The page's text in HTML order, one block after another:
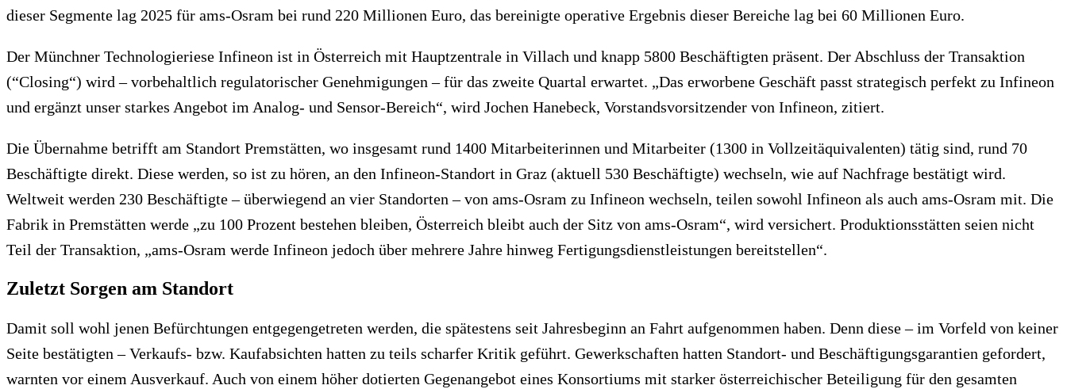
dieser Segmente lag 2025 für ams-Osram bei rund 220 Millionen Euro, das bereinigte operative Ergebnis dieser Bereiche lag bei 60 Millionen Euro.
Der Münchner Technologieriese Infineon ist in Österreich mit Hauptzentrale in Villach und knapp 5800 Beschäftigten präsent. Der Abschluss der Transaktion
(“Closing“) wird – vorbehaltlich regulatorischer Genehmigungen – für das zweite Quartal erwartet. „Das erworbene Geschäft passt strategisch perfekt zu Infineon
und ergänzt unser starkes Angebot im Analog- und Sensor-Bereich“, wird Jochen Hanebeck, Vorstandsvorsitzender von Infineon, zitiert.
Die Übernahme betrifft am Standort Premstätten, wo insgesamt rund 1400 Mitarbeiterinnen und Mitarbeiter (1300 in Vollzeitäquivalenten) tätig sind, rund 70
Beschäftigte direkt. Diese werden, so ist zu hören, an den Infineon-Standort in Graz (aktuell 530 Beschäftigte) wechseln, wie auf Nachfrage bestätigt wird.
Weltweit werden 230 Beschäftigte – überwiegend an vier Standorten – von ams-Osram zu Infineon wechseln, teilen sowohl Infineon als auch ams-Osram mit. Die
Fabrik in Premstätten werde „zu 100 Prozent bestehen bleiben, Österreich bleibt auch der Sitz von ams-Osram“, wird versichert. Produktionsstätten seien nicht
Teil der Transaktion, „ams-Osram werde Infineon jedoch über mehrere Jahre hinweg Fertigungsdienstleistungen bereitstellen“.
Zuletzt Sorgen am Standort
Damit soll wohl jenen Befürchtungen entgegengetreten werden, die spätestens seit Jahresbeginn an Fahrt aufgenommen haben. Denn diese – im Vorfeld von keiner
Seite bestätigten – Verkaufs- bzw. Kaufabsichten hatten zu teils scharfer Kritik geführt. Gewerkschaften hatten Standort- und Beschäftigungsgarantien gefordert,
warnten vor einem Ausverkauf. Auch von einem höher dotierten Gegenangebot eines Konsortiums mit starker österreichischer Beteiligung für den gesamten